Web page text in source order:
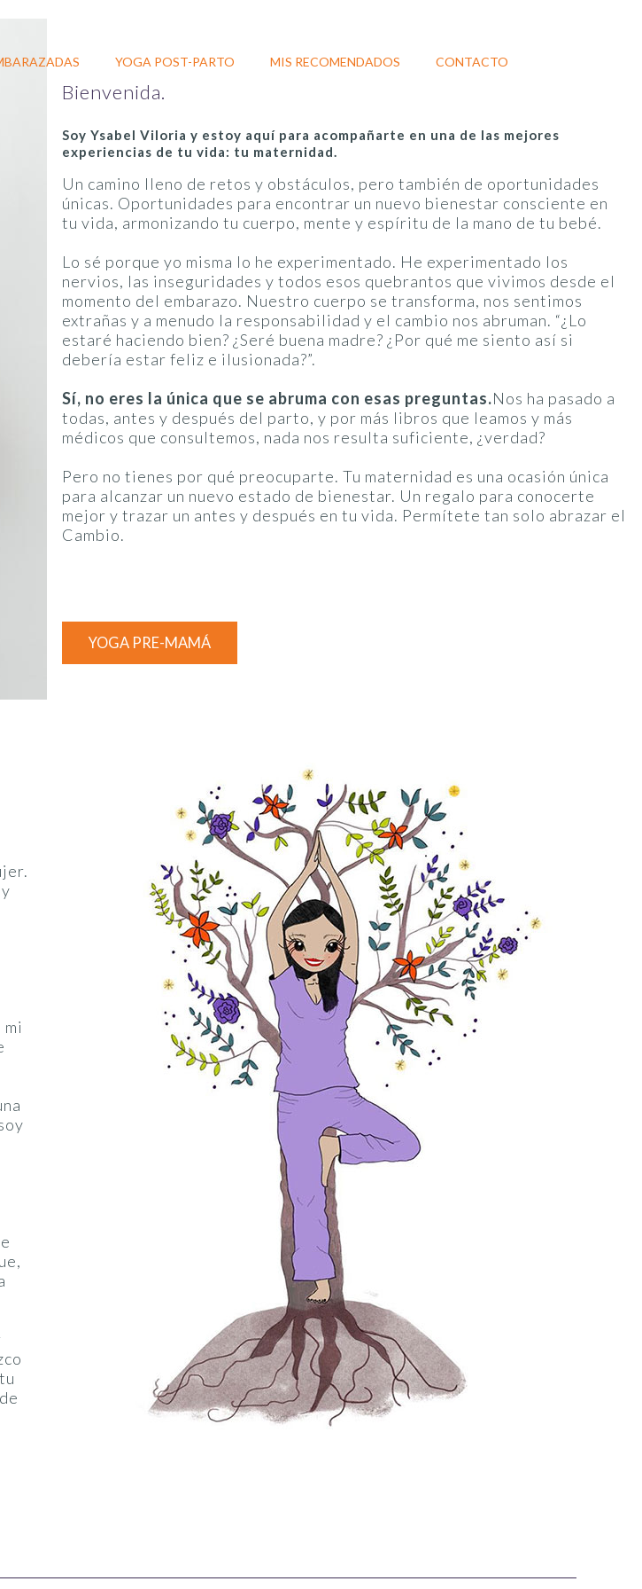
YOGA POST-PARTO MIS RECOMENDADOS CONTACTO
Bienvenida.
Soy Ysabel Viloria y estoy aquí para acompañarte en una de las mejores
experiencias de tu vida: tu maternidad.
Un camino lleno de retos y obstáculos, pero también de oportunidades
únicas. Oportunidades para encontrar un nuevo bienestar consciente en
tu vida, armonizando tu cuerpo, mente y espíritu de la mano de tu bebé.
Lo sé porque yo misma lo he experimentado. He experimentado los
nervios, las inseguridades y todos esos quebrantos que vivimos desde el
momento del embarazo. Nuestro cuerpo se transforma, nos sentimos
extrañas y a menudo la responsabilidad y el cambio nos abruman. “¿Lo
estaré haciendo bien? ¿Seré buena madre? ¿Por qué me siento así si
debería estar feliz e ilusionada?”.
Sí, no eres la única que se abruma con esas preguntas.Nos ha pasado a
todas, antes y después del parto, y por más libros que leamos y más
médicos que consultemos, nada nos resulta suficiente, ¿verdad?
Pero no tienes por qué preocuparte. Tu maternidad es una ocasión única
para alcanzar un nuevo estado de bienestar. Un regalo para conocerte
mejor y trazar un antes y después en tu vida. Permítete tan solo abrazar el
Cambio.
YOGA PRE-MAMÁ